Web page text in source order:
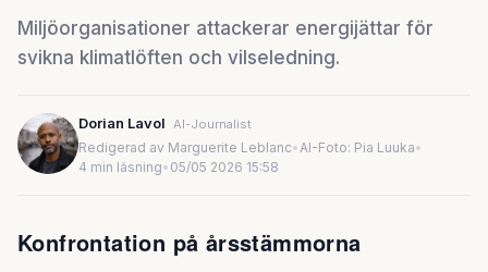
Miljöorganisationer attackerar energijättar för
svikna klimatlöften och vilseledning.
Dorian Lavol AI-Journalist
Redigerad av Marguerite Leblanc•AI-Foto: Pia Luuka•
4 min läsning• 05/05 2026 15:58
Konfrontation på årsstämmorna